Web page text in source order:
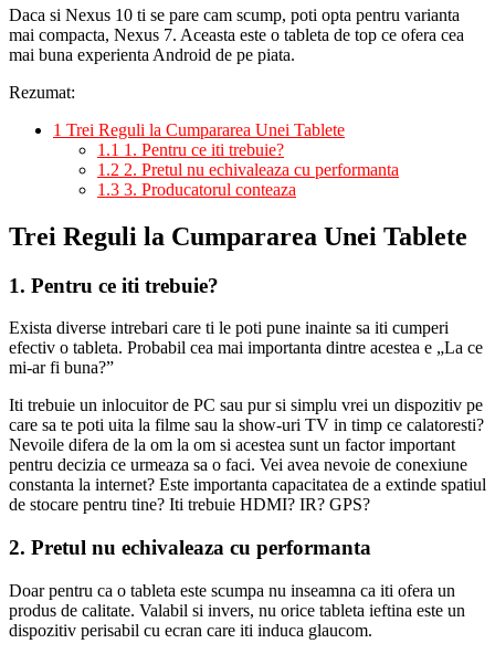
Daca si Nexus 10 ti se pare cam scump, poti opta pentru varianta
mai compacta, Nexus 7. Aceasta este o tableta de top ce ofera cea
mai buna experienta Android de pe piata.
Rezumat:
1 Trei Reguli la Cumpararea Unei Tablete
1.1 1. Pentru ce iti trebuie?
1.2 2. Pretul nu echivaleaza cu performanta
1.3 3. Producatorul conteaza
Trei Reguli la Cumpararea Unei Tablete
1. Pentru ce iti trebuie?
Exista diverse intrebari care ti le poti pune inainte sa iti cumperi
efectiv o tableta. Probabil cea mai importanta dintre acestea e „La ce
mi-ar fi buna?”
Iti trebuie un inlocuitor de PC sau pur si simplu vrei un dispozitiv pe
care sa te poti uita la filme sau la show-uri TV in timp ce calatoresti?
Nevoile difera de la om la om si acestea sunt un factor important
pentru decizia ce urmeaza sa o faci. Vei avea nevoie de conexiune
constanta la internet? Este importanta capacitatea de a extinde spatiul
de stocare pentru tine? Iti trebuie HDMI? IR? GPS?
2. Pretul nu echivaleaza cu performanta
Doar pentru ca o tableta este scumpa nu inseamna ca iti ofera un
produs de calitate. Valabil si invers, nu orice tableta ieftina este un
dispozitiv perisabil cu ecran care iti induca glaucom.